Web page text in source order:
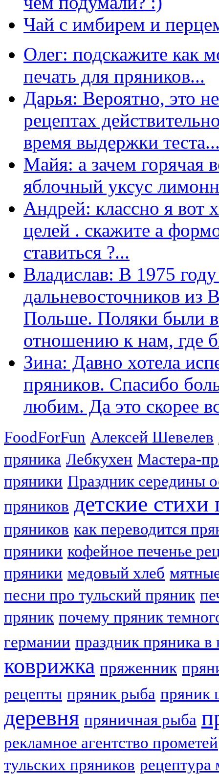
Чай с имбирем и
Олег: подскажите как
печать для пряников...
Дарья: Вероятно, это
рецептах
время выдержки
Майя: а зачем горячая
яблочный уксус
Андрей: классно я вот
целей . скажите а
ставиться ?...
Владислав: В 1975
дальневосточников из
Польше. Поляки были
отношению к нам, где
Зина: Давно хотела
пряников. Спасибо
любим. Да это скорее
FoodForFun Алексей Шевелев
пряника Лебкухен Мастера-
пряники Праздник середины
пряников детские
пряников как переводится
пряники кофейное печенье
пряники медовый хлеб
песни про тульский пряник
пряник почему пряник
германии праздник пряника в
коврижка пряженник
рецепты пряник рыба пряник
деревня пряничная рыба
рекламное агентство прометей
тульских пряников рецептура